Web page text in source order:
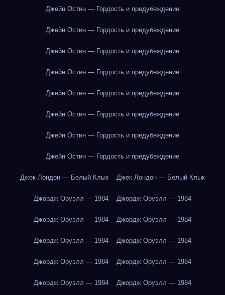
Джейн Остин — Гордость и предубеждение
Джейн Остин — Гордость и предубеждение
Джейн Остин — Гордость и предубеждение
Джейн Остин — Гордость и предубеждение
Джейн Остин — Гордость и предубеждение
Джейн Остин — Гордость и предубеждение
Джейн Остин — Гордость и предубеждение
Джейн Остин — Гордость и предубеждение
Джек Лондон — Белый Клык Джек Лондон — Белый Клык
Джордж Оруэлл — 1984 Джордж Оруэлл — 1984
Джордж Оруэлл — 1984 Джордж Оруэлл — 1984
Джордж Оруэлл — 1984 Джордж Оруэлл — 1984
Джордж Оруэлл — 1984 Джордж Оруэлл — 1984
Джордж Оруэлл — 1984 Джордж Оруэлл — 1984